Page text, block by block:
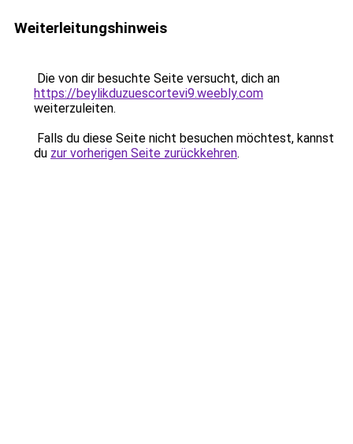
Weiterleitungshinweis
Die von dir besuchte Seite versucht, dich an
https://beylikduzuescortevi9.weebly.com
weiterzuleiten.
Falls du diese Seite nicht besuchen möchtest, kannst
du zur vorherigen Seite zurückkehren.